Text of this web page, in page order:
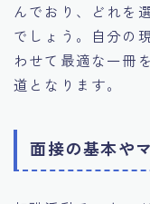
んでおり、どれを
でしょう。自分の
わせて最適な一冊
道となります。
面接の基本や